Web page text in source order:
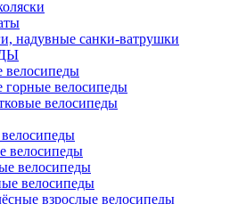
надувные санки-ватрушки
велосипеды
горные велосипеды
велосипеды
велосипеды
велосипеды
велосипеды
взрослые велосипеды